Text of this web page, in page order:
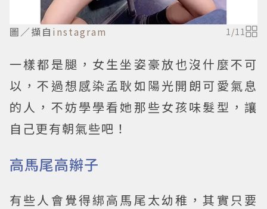
圖／擷自 instagram 1 /11
一樣都是腿，女生坐姿豪放也沒什麼不可
以，不過想感染孟耿如陽光開朗可愛氣息
的人，不妨學學看她那些女孩味髮型，讓
自己更有朝氣些吧！
高馬尾高辮子
有些人會覺得綁高馬尾太幼稚，其實只要